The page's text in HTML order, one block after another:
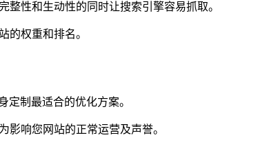
性和生动性的同时让搜索引擎容易抓取。
的权重和排名。
定制最适合的优化方案。
影响您网站的正常运营及声誉。